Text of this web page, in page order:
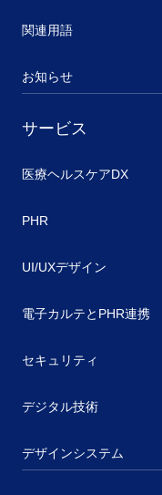
関連用語
お知らせ
サービス
医療ヘルスケアDX
PHR
UI/UXデザイン
電子カルテとPHR連携
セキュリティ
デジタル技術
デザインシステム